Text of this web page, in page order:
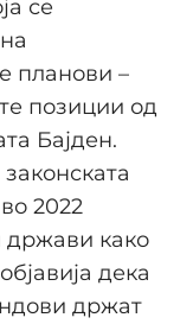
се
планови –
позиции од
Бајден.
2022
држави како
дека
држат